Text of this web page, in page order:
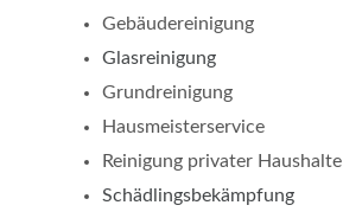
Gebäudereinigung
Glasreinigung
Grundreinigung
Hausmeisterservice
Reinigung privater Haushalte
Schädlingsbekämpfung